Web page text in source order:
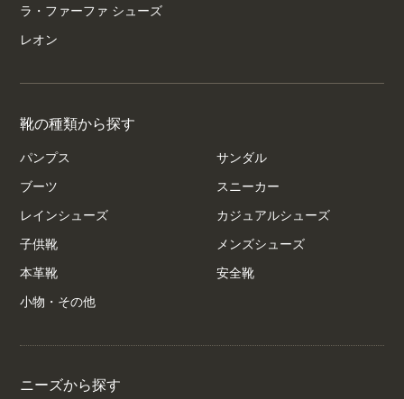
ラ・ファーファ シューズ
レオン
靴の種類から探す
パンプス サンダル
ブーツ スニーカー
レインシューズ カジュアルシューズ
子供靴 メンズシューズ
本革靴 安全靴
小物・その他
ニーズから探す